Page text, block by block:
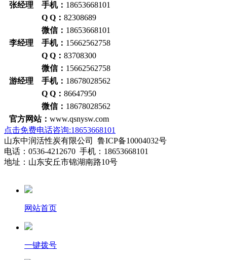
张经理 手机： 18653668101
Q Q： 82308689
微信： 18653668101
李经理 手机： 15662562758
Q Q： 83708300
微信： 15662562758
游经理 手机： 18678028562
Q Q： 86647950
微信： 18678028562
官方网站： www.qsnysw.com
点击免费电话咨询:18653668101
山东中润活性炭有限公司 鲁ICP备10004032号
电话：0536-4212670 手机：18653668101
地址：山东安丘市锦湖南路10号
网站首页
一键拨号